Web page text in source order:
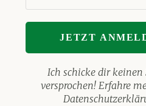
Ich schicke dir keinen
versprochen! Erfahre